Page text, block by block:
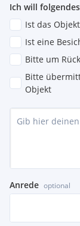
Ich will
Ist das
Ist eine
Bitte um
Bitte
Objekt
Anrede optional